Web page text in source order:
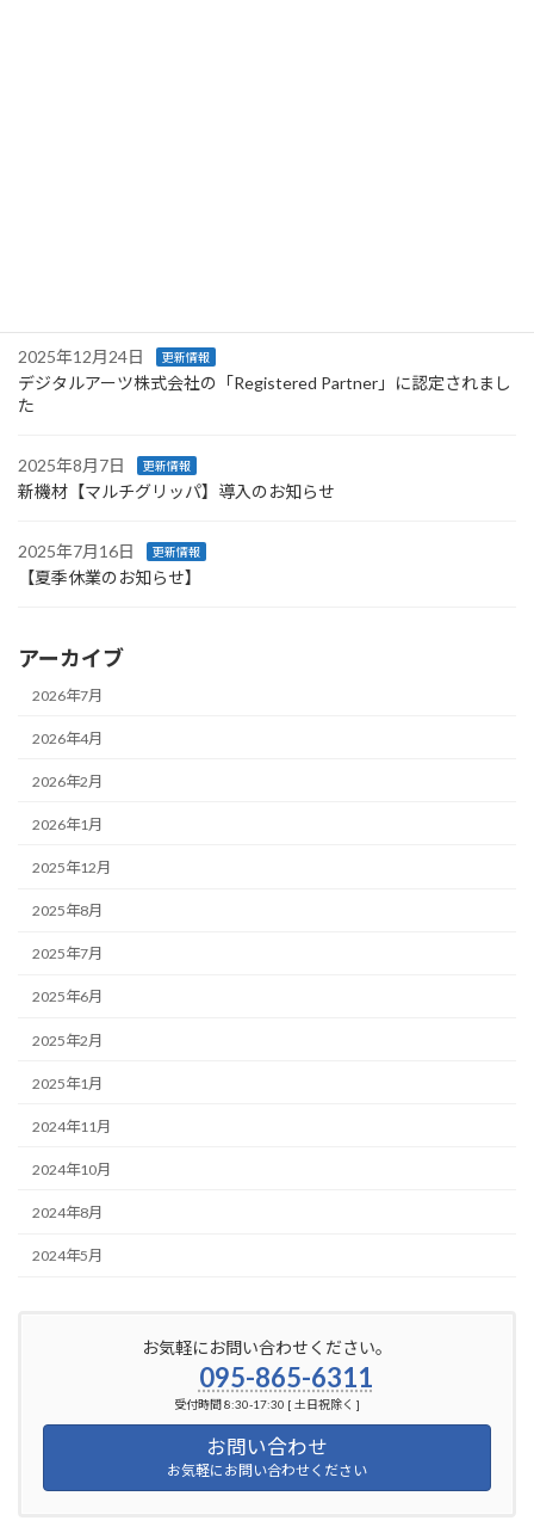
2025年12月24日 更新情報
デジタルアーツ株式会社の「Registered Partner」に認定されまし
た
2025年8月7日 更新情報
新機材【マルチグリッパ】導入のお知らせ
2025年7月16日 更新情報
【夏季休業のお知らせ】
アーカイブ
2026年7月
2026年4月
2026年2月
2026年1月
2025年12月
2025年8月
2025年7月
2025年6月
2025年2月
2025年1月
2024年11月
2024年10月
2024年8月
2024年5月
お気軽にお問い合わせください。
095-865-6311
受付時間 8:30-17:30 [ 土日祝除く ]
お問い合わせ
お気軽にお問い合わせください